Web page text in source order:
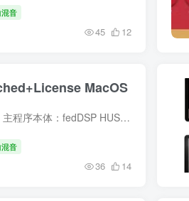
音
45 12
MacOS
简介 一、资源包含的详细完整信息 主程序本体：fedDSP HUSH v1.0.0 macOS 原生图形界面安装包，适配苹果系统音频插件标准封装 授权文件套件：专属 License 授权证书文件，用于软件永久权限解锁 ...
音
36 14